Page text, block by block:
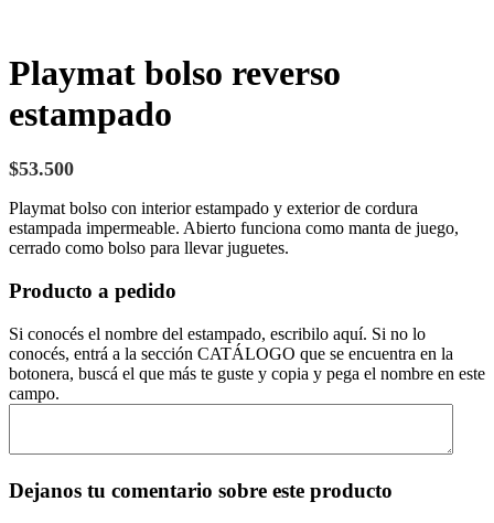
Playmat bolso reverso
estampado
$53.500
Playmat bolso con interior estampado y exterior de cordura
estampada impermeable. Abierto funciona como manta de juego,
cerrado como bolso para llevar juguetes.
Producto a pedido
Si conocés el nombre del estampado, escribilo aquí. Si no lo
conocés, entrá a la sección CATÁLOGO que se encuentra en la
botonera, buscá el que más te guste y copia y pega el nombre en este
campo.
Dejanos tu comentario sobre este producto